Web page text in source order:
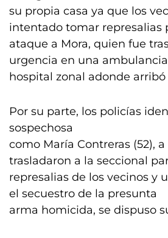
su propia casa ya que los
intentado tomar represalias
ataque a Mora, quien fue
urgencia en una
hospital zonal adonde
Por su parte, los policías
sospechosa
como María Contreras (52),
trasladaron a la seccional
represalias de los vecinos y
el secuestro de la presunta
arma homicida, se dispuso